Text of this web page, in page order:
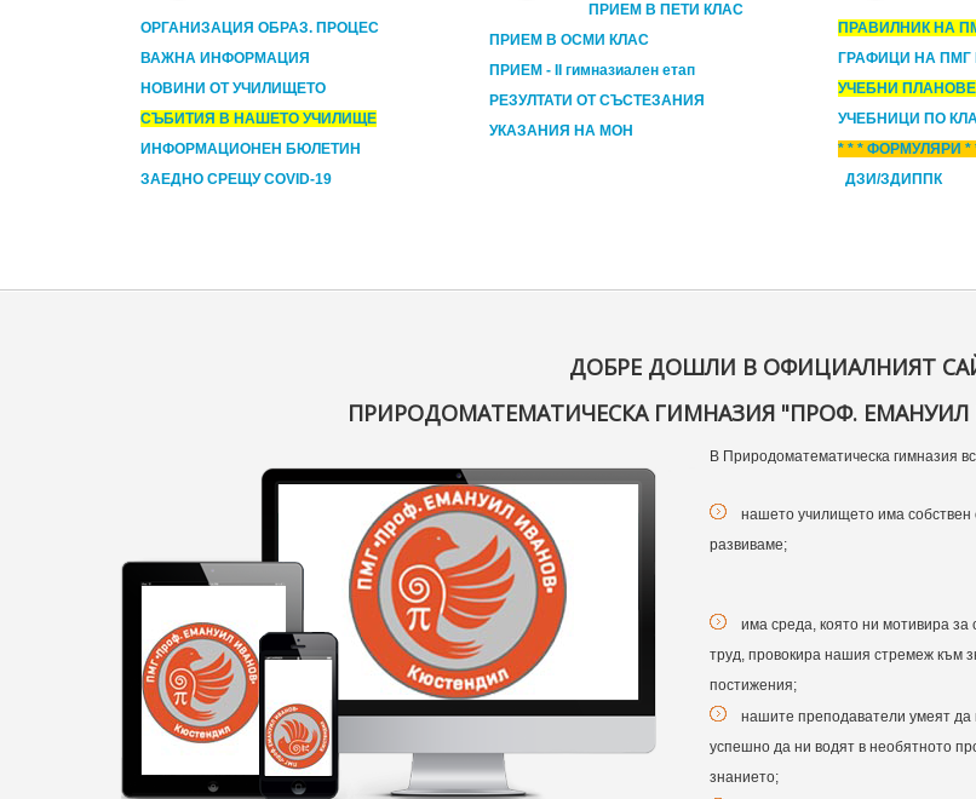
ОРГАНИЗАЦИЯ ОБРАЗ. ПРОЦЕС
ВАЖНА ИНФОРМАЦИЯ
НОВИНИ ОТ УЧИЛИЩЕТО
СЪБИТИЯ В НАШЕТО УЧИЛИЩЕ
ИНФОРМАЦИОНЕН БЮЛЕТИН
ЗАЕДНО СРЕЩУ COVID-19
ПРИЕМ В ПЕТИ КЛАС
ПРИЕМ В ОСМИ КЛАС
ПРИЕМ - II гимназиален етап
РЕЗУЛТАТИ ОТ СЪСТЕЗАНИЯ
УКАЗАНИЯ НА МОН
ПРАВИЛНИК НА
ГРАФИЦИ НА ПМГ
УЧЕБНИ ПЛАНОВЕ
УЧЕБНИЦИ ПО
* * * ФОРМУЛЯРИ *
ДЗИ/ЗДИППК
ДОБРЕ ДОШЛИ В ОФИЦИАЛНИЯТ
ПРИРОДОМАТЕМАТИЧЕСКА ГИМНАЗИЯ "ПРОФ.
В Природоматематическа гимназия
нашето училището има собствен
развиваме;
има среда, която ни мотивира за
труд, провокира нашия стремеж към
постижения;
нашите преподаватели умеят да
успешно да ни водят в необятното
знанието;